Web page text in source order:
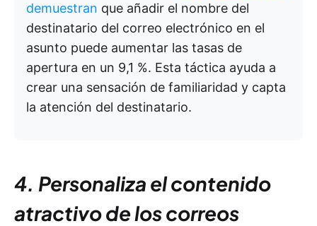
demuestran que añadir el nombre del
destinatario del correo electrónico en el
asunto puede aumentar las tasas de
apertura en un 9,1 %. Esta táctica ayuda a
crear una sensación de familiaridad y capta
la atención del destinatario.
4. Personaliza el contenido
atractivo de los correos